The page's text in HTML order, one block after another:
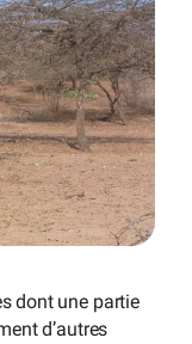
dont une partie
d’autres